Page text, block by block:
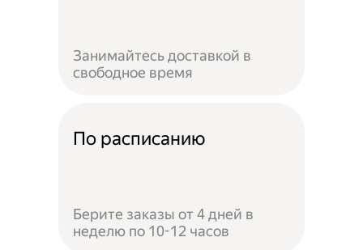
Занимайтесь доставкой в
свободное время
По расписанию
Берите заказы от 4 дней в
неделю по 10-12 часов